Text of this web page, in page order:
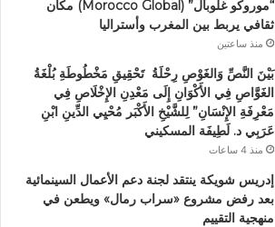
“موروكو غلوبال” (Morocco Global) مكان
ثقافي يربط بين المغرب وأستراليا
منذ ساعتين
بَيْنَ النَّصِّ وَالغَوْصِ رِحْلَةُ تَحْقِيقِ مَخْطُوطَةِ بُلْغَةُ
الغَوَّاصِ فِي الأَكْوَانِ إِلَى مَعْدِنِ الإِخْلَاصِ فِي
مَعْرِفَةِ الإِنْسَانِ” لِلشَّيْخِ الأَكْبَر مُحْيِي الدِّينِ ابْنِ
عَرَبِي د. لَطِيفَة المسكيني
منذ 4 ساعات
إدريس شويكة ينتقد لجنة دعم الأعمال السينمائية
بعد رفض مشروع «سراب رمال» ويطعن في
منهجية التقييم